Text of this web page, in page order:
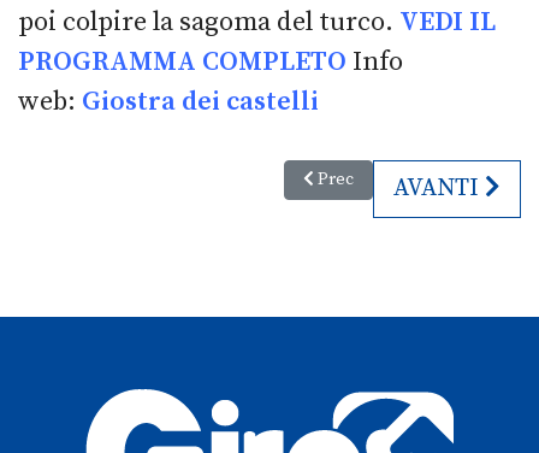
poi colpire la sagoma del turco. VEDI IL
PROGRAMMA COMPLETO Info
web: Giostra dei castelli
Articolo precedente: La
Prec ARTICOLO
AVANTI